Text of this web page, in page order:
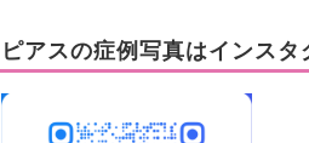
ピアスの症例写真はインスタ